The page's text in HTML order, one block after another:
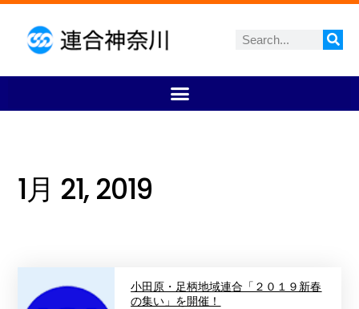
1月 21, 2019
小田原・足柄地域連合「２０１９新春
の集い」を開催！